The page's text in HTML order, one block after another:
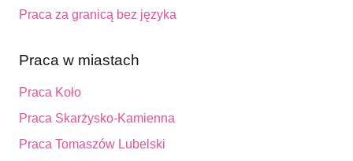
Praca za granicą bez języka
Praca w miastach
Praca Koło
Praca Skarżysko-Kamienna
Praca Tomaszów Lubelski